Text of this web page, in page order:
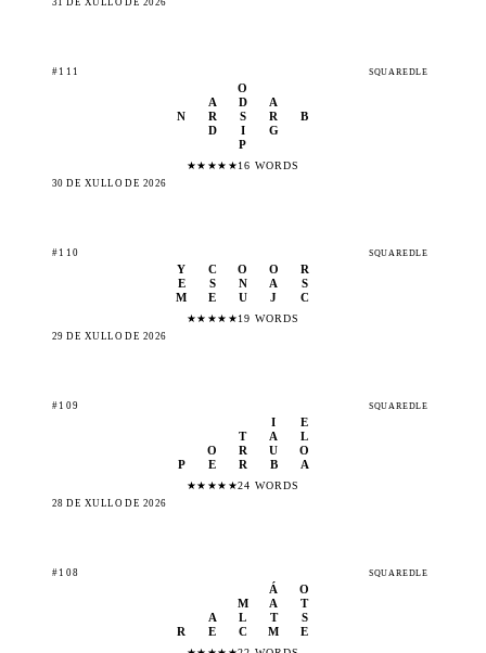
#111 SQUAREDLE
O
A
D
A
N
R S R
B
D
I
G
P
★★ ★★ ★16 WORDS
30 DE XULLO DE 2026
#110 SQUAREDLE
Y C O O
R
E
S N A
S
M
E U J C
★★ ★★ ★19 WORDS
29 DE XULLO DE 2026
#109 SQUAREDLE
I
E
T
A
L
O
R U
O
P
E R B A
★★ ★★ ★24 WORDS
28 DE XULLO DE 2026
#108 SQUAREDLE
Á
O
M
A
T
A
L T
S
R
E C M E